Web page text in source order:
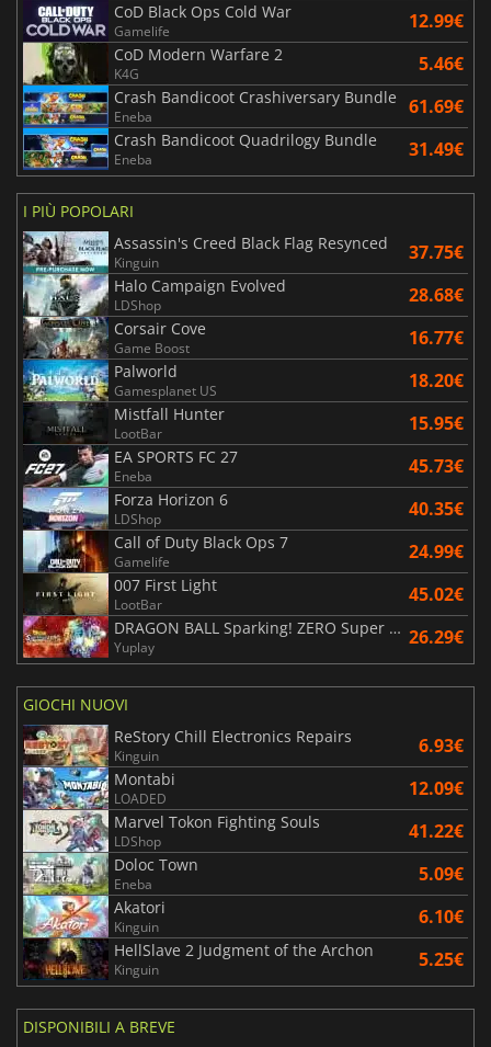
CoD Black Ops Cold War
Gamelife 12.99€
CoD Modern Warfare 2
K4G 5.46€
Crash Bandicoot Crashiversary Bundle
Eneba 61.69€
Crash Bandicoot Quadrilogy Bundle
Eneba 31.49€
I PIÙ POPOLARI
Assassin's Creed Black Flag Resynced
Kinguin 37.75€
Halo Campaign Evolved
LDShop 28.68€
Corsair Cove
Game Boost 16.77€
Palworld
Gamesplanet US 18.20€
Mistfall Hunter
LootBar 15.95€
EA SPORTS FC 27
Eneba 45.73€
Forza Horizon 6
LDShop 40.35€
Call of Duty Black Ops 7
Gamelife 24.99€
007 First Light
LootBar 45.02€
DRAGON BALL Sparking! ZERO Super Limit Breaking NEO
Yuplay 26.29€
GIOCHI NUOVI
ReStory Chill Electronics Repairs
Kinguin 6.93€
Montabi
LOADED 12.09€
Marvel Tokon Fighting Souls
LDShop 41.22€
Doloc Town
Eneba 5.09€
Akatori
Kinguin 6.10€
HellSlave 2 Judgment of the Archon
Kinguin 5.25€
DISPONIBILI A BREVE